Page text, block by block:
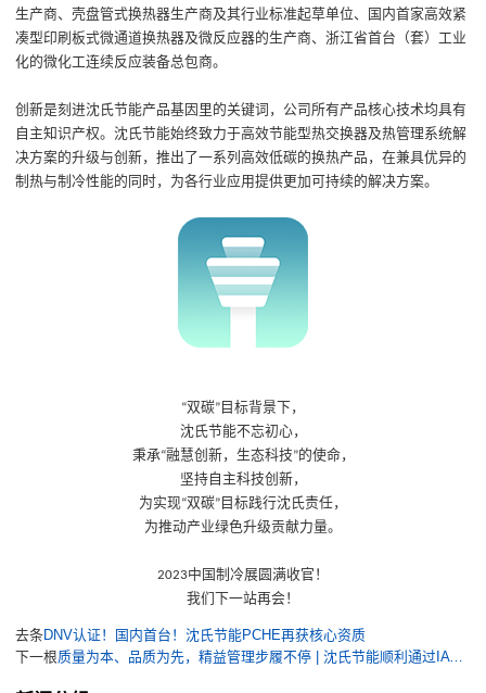
生产商、壳盘管式换热器生产商及其行业标准起草单位、国内首家高效紧
凑型印刷板式微通道换热器及微反应器的生产商、浙江省首台（套）工业
化的微化工连续反应装备总包商。
创新是刻进沈氏节能产品基因里的关键词，公司所有产品核心技术均具有
自主知识产权。沈氏节能始终致力于高效节能型热交换器及热管理系统解
决方案的升级与创新，推出了一系列高效低碳的换热产品，在兼具优异的
制热与制冷性能的同时，为各行业应用提供更加可持续的解决方案。
“双碳” 目标背景下，
沈氏节能不忘初心，
秉承“融慧创新，生态科技”的使命，
坚持自主科技创新，
为实现“双碳” 目标践行沈氏责任，
为推动产业绿色升级贡献力量。
2023中国制冷展圆满收官！
我们下一站再会！
去条DNV认证！国内首台！沈氏节能PCHE再获核心资质
下一根
质量为本、品质为先，精益管理步履不停 | 沈氏节能顺利通过IATF16949质量管理体系年度监督审核